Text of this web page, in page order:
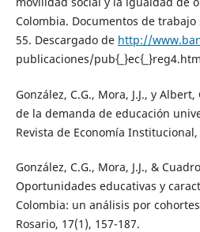
Colombia. Documentos de
55. Descargado de http://
publicaciones/
González, C.G., Mora, J.J., y
de la demanda de educación
Revista de Economía Institucional,
González, C.G., Mora, J.J., &
Oportunidades educativas y
Colombia: un análisis por
Rosario, 17(1), 157-187.